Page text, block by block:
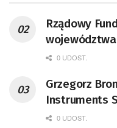
Rządowy
0 UDOST.
Grzegorz
Instruments S.A. Fizyk,
pracownik
0 UDOST.